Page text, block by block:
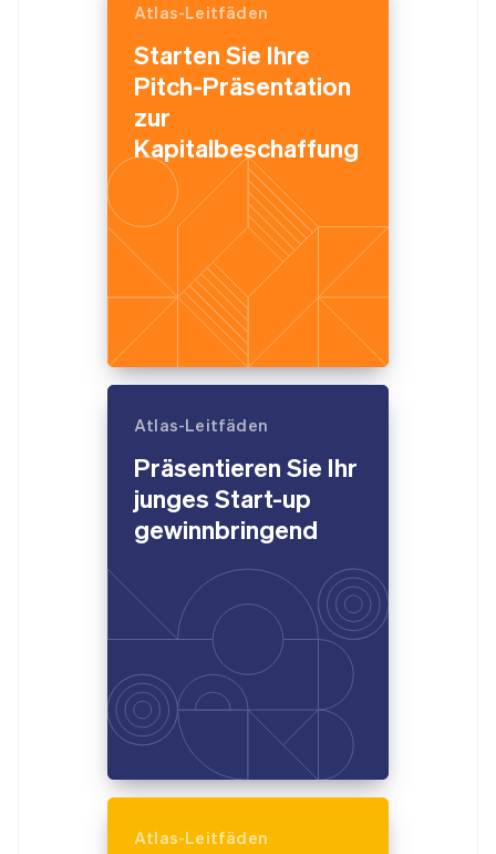
Atlas-Leitfäden
Starten Sie Ihre
Pitch-Präsentation
zur
Kapitalbeschaffung
Atlas-Leitfäden
Präsentieren Sie Ihr
junges Start-up
gewinnbringend
Atlas-Leitfäden